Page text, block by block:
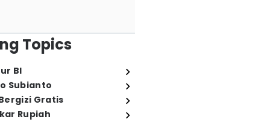
Topics
BI
Subianto
Gratis
Rupiah